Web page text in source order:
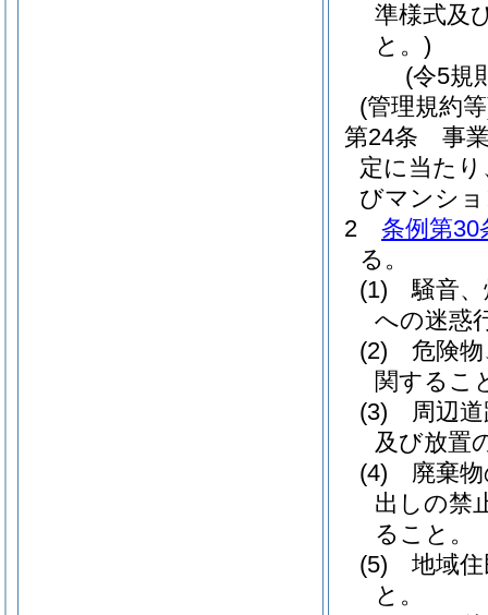
準様式及
と。)
(令5規
(管理規約
第24条
事
定に当た
びマンシ
2
条例第30
る。
(1)
騒音
への迷惑
(2)
危険
関するこ
(3)
周辺
及び放置
(4)
廃棄
出しの禁
ること。
(5)
地域
と。